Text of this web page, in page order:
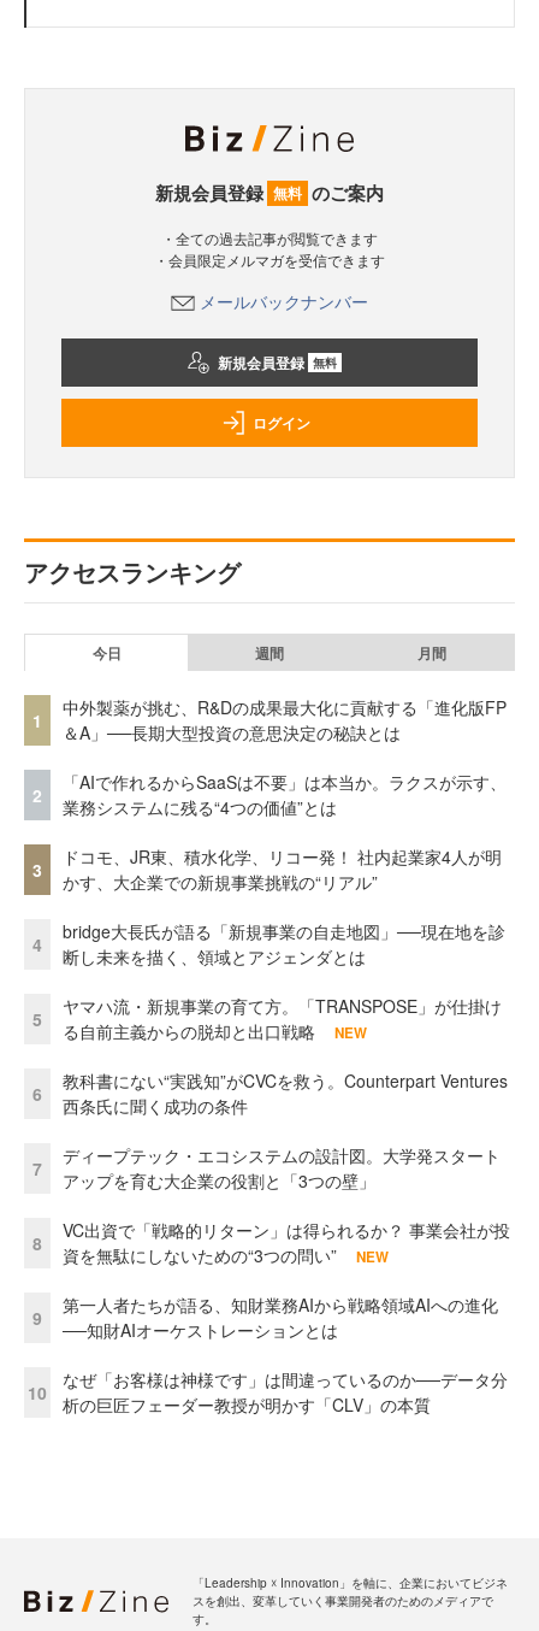
新規会員登録 無料 のご案内
・全ての過去記事が閲覧できます
・会員限定メルマガを受信できます
メールバックナンバー
新規会員登録 無料
ログイン
アクセスランキング
今日 週間 月間
1
中外製薬が挑む、R&Dの成果最大化に貢献する「進化版FP
＆A」──長期大型投資の意思決定の秘訣とは
2
「AIで作れるからSaaSは不要」は本当か。ラクスが示す、
業務システムに残る“4つの価値”とは
3
ドコモ、JR東、積水化学、リコー発！ 社内起業家4人が明
かす、大企業での新規事業挑戦の“リアル”
4
bridge大長氏が語る「新規事業の自走地図」──現在地を診
断し未来を描く、領域とアジェンダとは
5
ヤマハ流・新規事業の育て方。「TRANSPOSE」が仕掛け
る自前主義からの脱却と出口戦略
NEW
6
教科書にない“実践知”がCVCを救う。Counterpart Ventures
西条氏に聞く成功の条件
7
ディープテック・エコシステムの設計図。大学発スタート
アップを育む大企業の役割と「3つの壁」
8
VC出資で「戦略的リターン」は得られるか？ 事業会社が投
資を無駄にしないための“3つの問い”
NEW
9
第一人者たちが語る、知財業務AIから戦略領域AIへの進化
──知財AIオーケストレーションとは
10
なぜ「お客様は神様です」は間違っているのか──データ分
析の巨匠フェーダー教授が明かす「CLV」の本質
「Leadership ☓ Innovation」を軸に、企業においてビジネ
スを創出、変革していく事業開発者のためのメディアで
す。